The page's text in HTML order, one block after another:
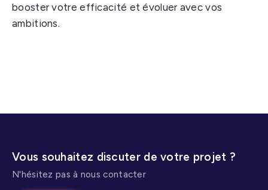
booster votre efficacité et évoluer avec vos
ambitions.
Vous souhaitez discuter de votre projet ?
N'hésitez pas à nous contacter